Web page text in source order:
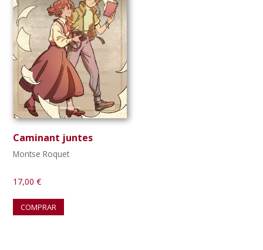
Caminant juntes
Montse Roquet
17,00€
COMPRAR